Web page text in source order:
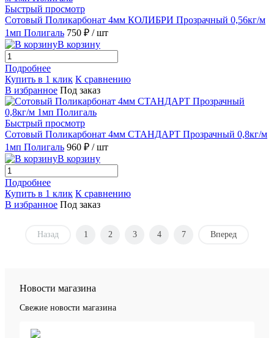
Быстрый просмотр
Сотовый Поликарбонат 4мм КОЛИБРИ Прозрачный 0,56кг/м
1мп Полигаль 750 ₽ / шт
В корзину
Подробнее
Купить в 1 клик К сравнению
В избранное Под заказ
Быстрый просмотр
Сотовый Поликарбонат 4мм СТАНДАРТ Прозрачный 0,8кг/м
1мп Полигаль 960 ₽ / шт
В корзину
Подробнее
Купить в 1 клик К сравнению
В избранное Под заказ
Назад 1 2 3 4 7 Вперед
Новости магазина
Свежие новости магазина